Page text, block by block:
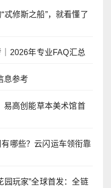
忒修斯之船”，就看懂了
2026年专业FAQ汇总
息参考
易高创能草本美术馆首
哪些？云闪运车领衔靠
园玩家”全球首发：全链